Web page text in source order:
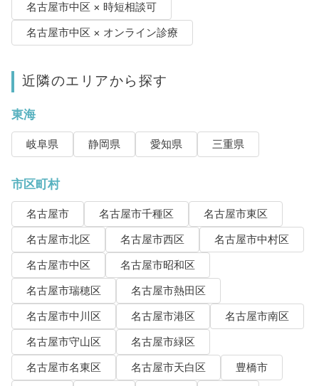
名古屋市中区 × 時短相談可
名古屋市中区 × オンライン診療
近隣のエリアから探す
東海
岐阜県 静岡県 愛知県 三重県
市区町村
名古屋市 名古屋市千種区
名古屋市東区
名古屋市北区
名古屋市西区
名古屋市中村区
名古屋市中区
名古屋市昭和区
名古屋市瑞穂区
名古屋市熱田区
名古屋市中川区
名古屋市港区
名古屋市南区
名古屋市守山区
名古屋市緑区
名古屋市名東区
名古屋市天白区
豊橋市